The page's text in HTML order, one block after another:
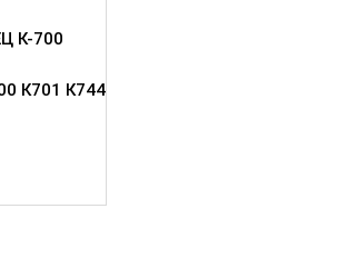
К-700
К701 К744